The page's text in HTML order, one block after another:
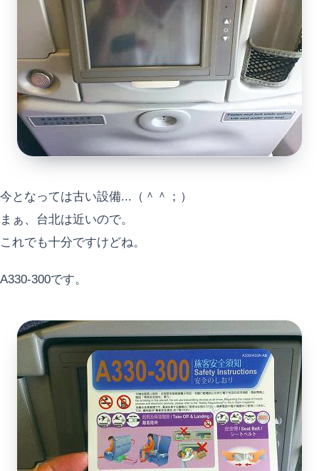
今となっては古い設備...（＾＾；）
まぁ、台北は近いので。
これでも十分ですけどね。
A330-300です。